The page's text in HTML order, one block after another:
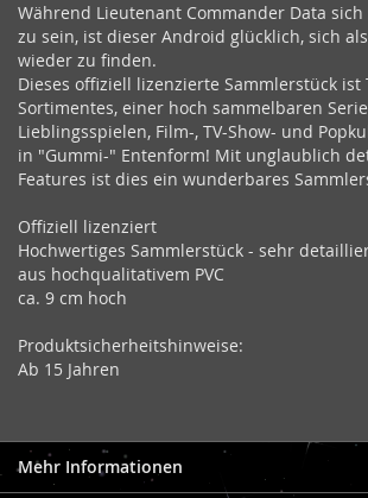
Während Lieutenant Commander Data
zu sein, ist dieser Android glücklich, sich
wieder zu finden.
Dieses offiziell lizenzierte Sammlerstück ist
Sortimentes, einer hoch sammelbaren
Lieblingsspielen, Film-, TV-Show- und
in "Gummi-" Entenform! Mit unglaublich
Features ist dies ein wunderbares
Offiziell lizenziert
Hochwertiges Sammlerstück - sehr
aus hochqualitativem PVC
ca. 9 cm hoch
Produktsicherheitshinweise:
Ab 15 Jahren
Mehr Informationen